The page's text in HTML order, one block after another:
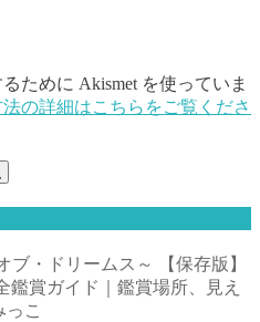
ために Akismet を使っていま
の詳細はこちらをご覧くださ
【保存版】
鑑賞ガイド｜鑑賞場所、見え
っこ